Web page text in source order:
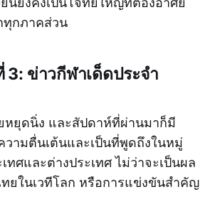
ทุกภาคส่วน
3: ข่าวกีฬาเด็ดประจำ
หยุดนิ่ง และสัปดาห์ที่ผ่านมาก็มี
วามตื่นเต้นและเป็นที่พูดถึงในหมู่
ทศและต่างประเทศ ไม่ว่าจะเป็นผล
ยในเวทีโลก หรือการแข่งขันสำคัญ